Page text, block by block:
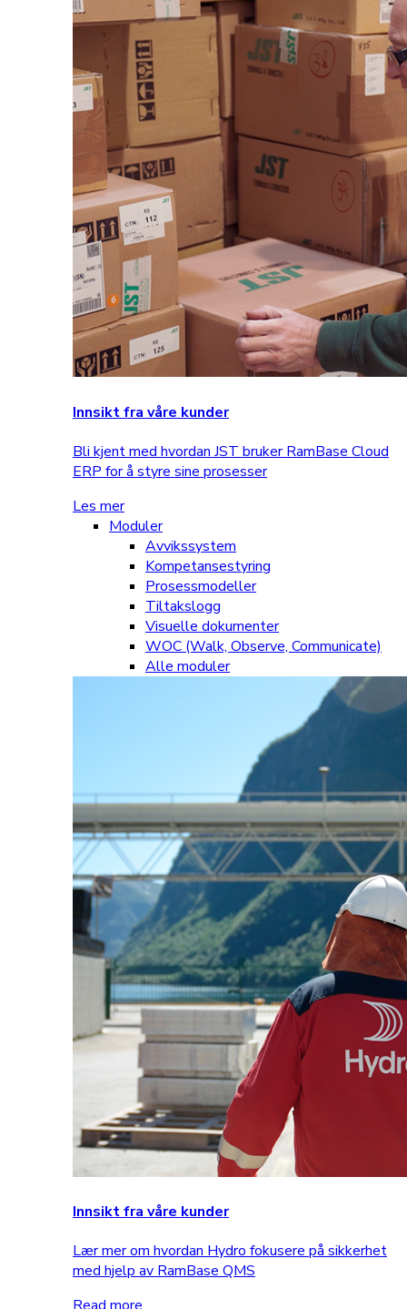
Innsikt fra våre kunder
Bli kjent med hvordan JST bruker RamBase Cloud
ERP for å styre sine prosesser
Les mer
Moduler
Avvikssystem
Kompetansestyring
Prosessmodeller
Tiltakslogg
Visuelle dokumenter
WOC (Walk, Observe, Communicate)
Alle moduler
Innsikt fra våre kunder
Lær mer om hvordan Hydro fokusere på sikkerhet
med hjelp av RamBase QMS